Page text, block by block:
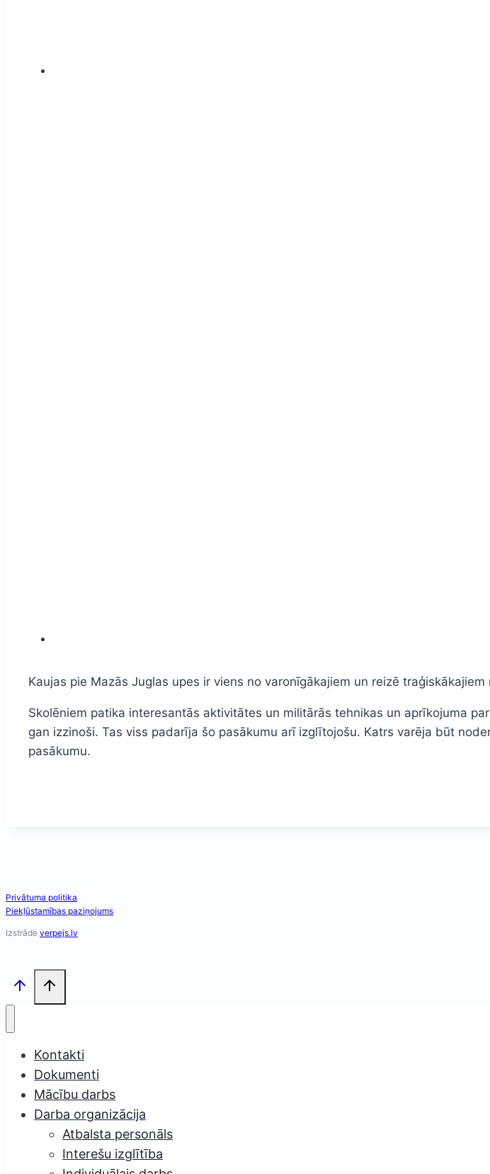
Kaujas pie Mazās Juglas upes ir viens no varonīgākajiem un reizē
Skolēniem patika interesantās aktivitātes un militārās tehnikas un aprīkojuma
gan izzinoši. Tas viss padarīja šo pasākumu arī izglītojošu. Katrs varēja būt
pasākumu.
Privātuma politika
Piekļūstamības paziņojums
Izstrāde verpejs.lv
Kontakti
Dokumenti
Mācību darbs
Darba organizācija
Atbalsta personāls
Interešu izglītība